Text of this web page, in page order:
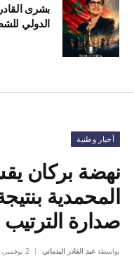
بشرى
الدولي
أخبار وطنية
نهضة بركان
صدارة الترتيب
بواسطة عبد القادر اليدماني 2 نوفمبر، 2024